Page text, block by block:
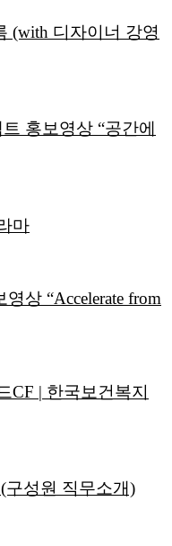
(with 디자이너 강영
홍보영상 “공간에
마
상 “Accelerate from
CF | 한국보건복지
구성원 직무소개)